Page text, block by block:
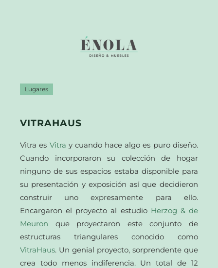
Lugares
VITRAHAUS
Vitra es Vitra y cuando hace algo es puro diseño.
Cuando incorporaron su colección de hogar
ninguno de sus espacios estaba disponible para
su presentación y exposición así que decidieron
construir uno expresamente para ello.
Encargaron el proyecto al estudio Herzog & de
Meuron que proyectaron este conjunto de
estructuras triangulares conocido como
VitraHaus. Un genial proyecto, sorprendente que
crea todo menos indiferencia. Un total de 12